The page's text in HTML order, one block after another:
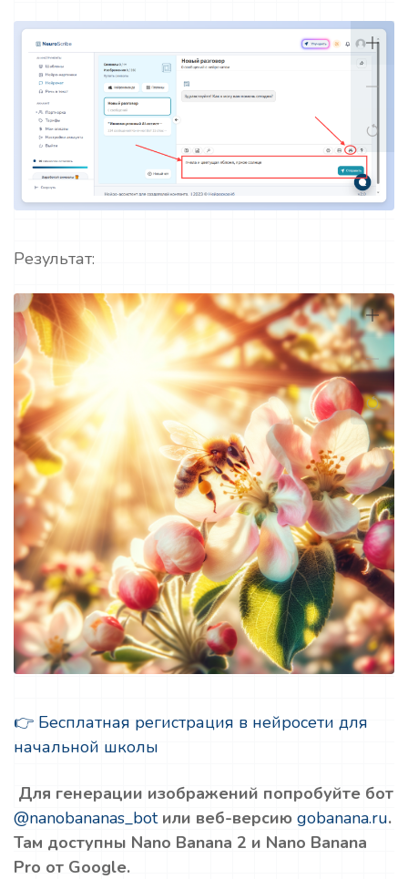
Результат:
👉 Бесплатная регистрация в нейросети для
начальной школы
Для генерации изображений попробуйте бот
@nanobananas_botили веб-версию gobanana.ru.
Там доступны Nano Banana 2 и Nano Banana
Pro от Google.